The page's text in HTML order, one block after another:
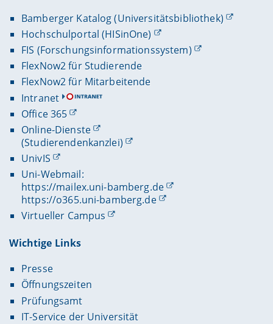
Bamberger Katalog (Universitätsbibliothek)
Hochschulportal (HISinOne)
FIS (Forschungsinformationssystem)
FlexNow2 für Studierende
FlexNow2 für Mitarbeitende
Intranet
Office 365
Online-Dienste
(Studierendenkanzlei)
UnivIS
Uni-Webmail:
https://mailex.uni-bamberg.de
https://o365.uni-bamberg.de
Virtueller Campus
Wichtige Links
Presse
Öffnungszeiten
Prüfungsamt
IT-Service der Universität